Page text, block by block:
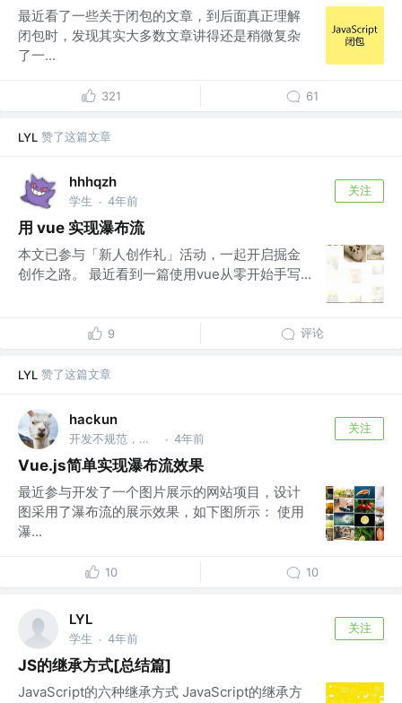
最近看了一些关于闭包的文章，到后面真正理解
闭包时，发现其实大多数文章讲得还是稍微复杂
了一...
321 61
LYL 赞了这篇文章
hhhqzh
学生 · 4年前
关注
用 vue 实现瀑布流
本文已参与「新人创作礼」活动，一起开启掘金
创作之路。 最近看到一篇使用vue从零开始手写...
9 评论
LYL 赞了这篇文章
hackun
开发不规范，用户两行泪 · 4年前
关注
Vue.js简单实现瀑布流效果
最近参与开发了一个图片展示的网站项目，设计
图采用了瀑布流的展示效果，如下图所示： 使用
瀑...
10 10
LYL
学生 · 4年前
关注
JS的继承方式[总结篇]
JavaScript的六种继承方式 JavaScript的继承方